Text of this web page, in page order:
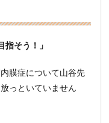
そう！」
膜症について山谷先
っといていません